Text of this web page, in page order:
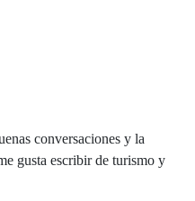
conversaciones y la
gusta escribir de turismo y